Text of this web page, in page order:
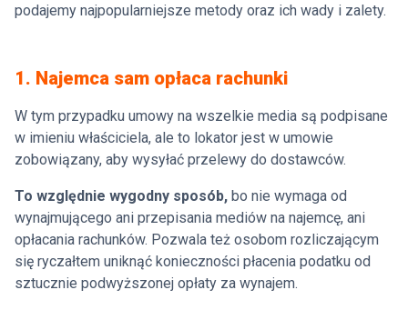
podajemy najpopularniejsze metody oraz ich wady i zalety.
1. Najemca sam opłaca rachunki
W tym przypadku umowy na wszelkie media są podpisane
w imieniu właściciela, ale to lokator jest w umowie
zobowiązany, aby wysyłać przelewy do dostawców.
To względnie wygodny sposób, bo nie wymaga od
wynajmującego ani przepisania mediów na najemcę, ani
opłacania rachunków. Pozwala też osobom rozliczającym
się ryczałtem uniknąć konieczności płacenia podatku od
sztucznie podwyższonej opłaty za wynajem.